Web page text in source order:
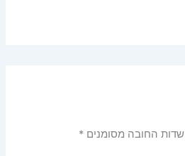
שדות החובה מסומנים*